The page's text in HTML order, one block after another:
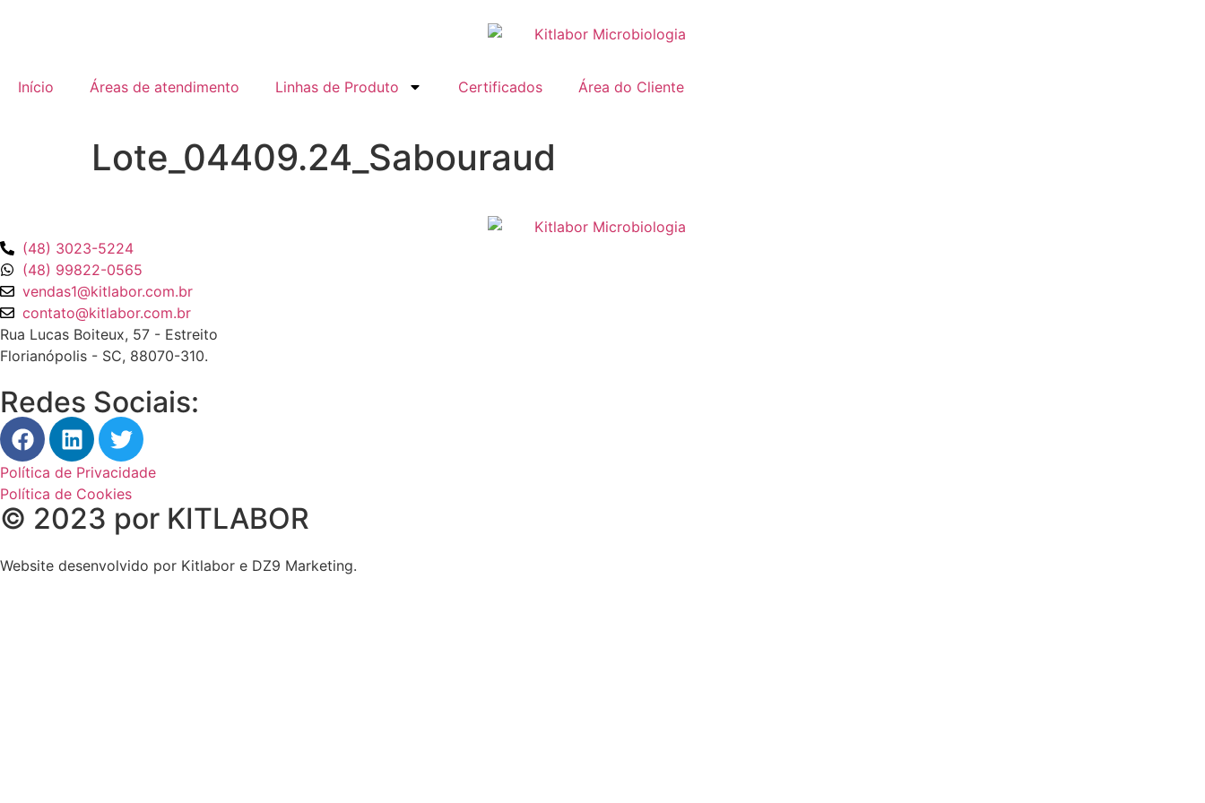
Início Áreas de atendimento Linhas de Produto Certificados Área do Cliente
Lote_04409.24_Sabouraud
(48) 3023-5224
(48) 99822-0565
vendas1@kitlabor.com.br
contato@kitlabor.com.br
Rua Lucas Boiteux, 57 - Estreito
Florianópolis - SC, 88070-310.
Redes Sociais:
Política de Privacidade
Política de Cookies
© 2023 por KITLABOR
Website desenvolvido por Kitlabor e DZ9 Marketing.